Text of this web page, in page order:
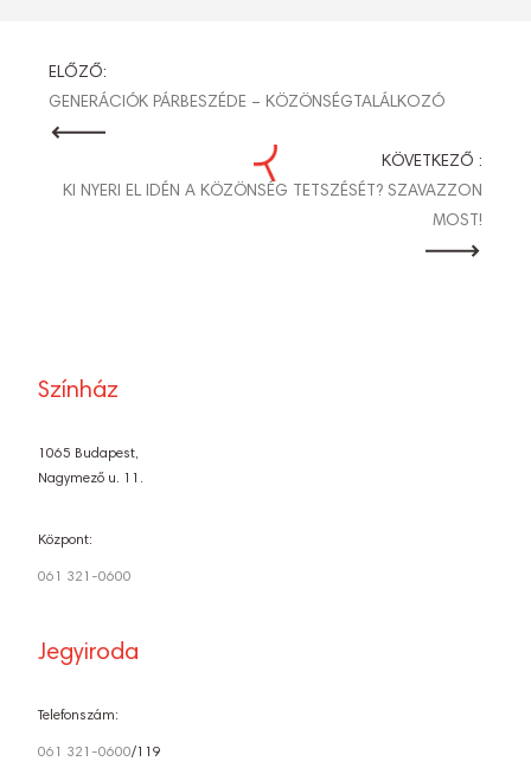
BEJEGYZÉS
NAVIGÁCIÓ
ELŐZŐ:
GENERÁCIÓK PÁRBESZÉDE – KÖZÖNSÉGTALÁLKOZÓ
KÖVETKEZŐ :
KI NYERI EL IDÉN A KÖZÖNSÉG TETSZÉSÉT? SZAVAZZON
MOST!
Színház
1065 Budapest,
Nagymező u. 11.
Központ:
061 321-0600
Jegyiroda
Telefonszám:
061 321-0600/119